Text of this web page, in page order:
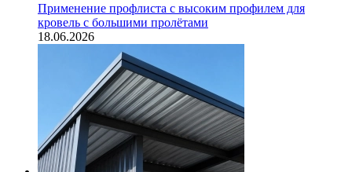
Применение профлиста с высоким профилем для
кровель с большими пролётами
18.06.2026